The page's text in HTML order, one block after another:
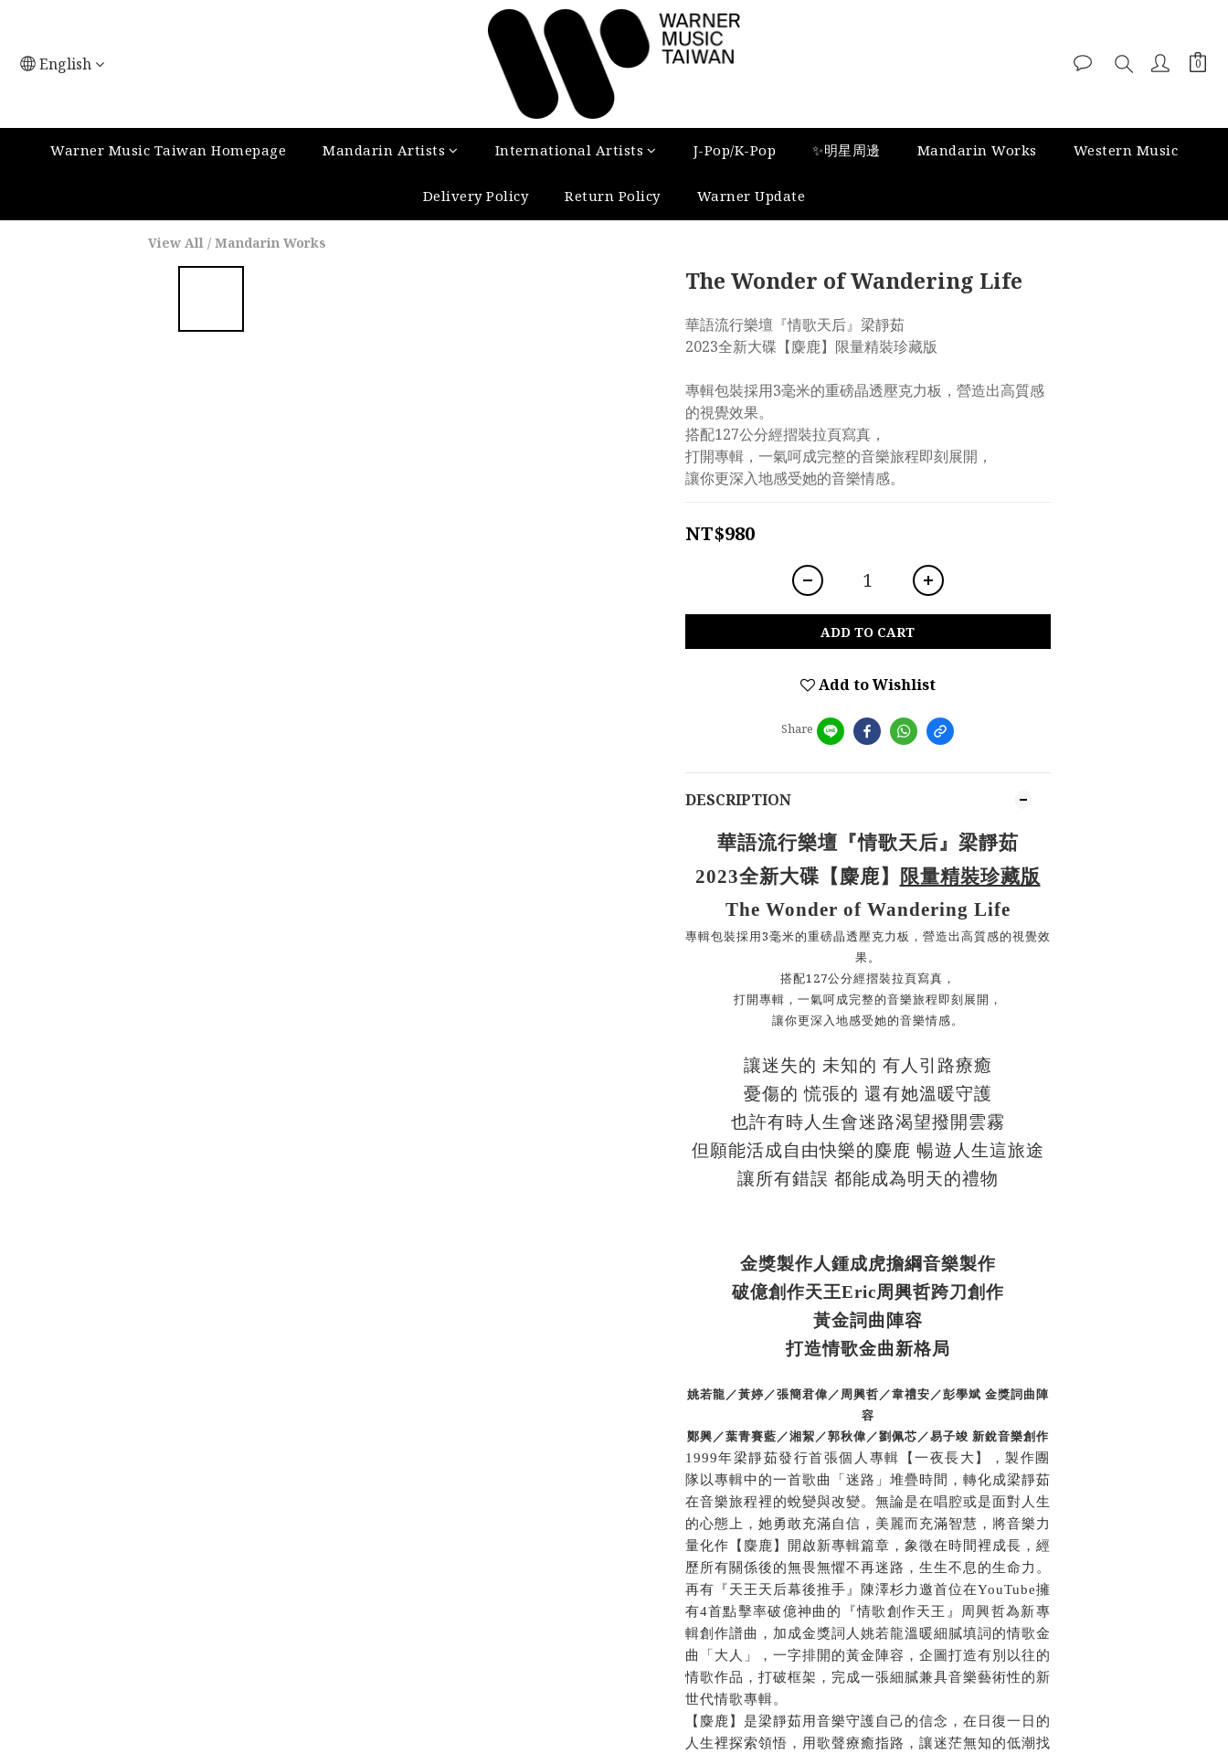
English
Warner Music Taiwan Homepage Mandarin Artists International Artists J-Pop/K-Pop ✨明星周邊 Mandarin Works Western Music
Delivery Policy Return Policy Warner Update
View All / Mandarin Works
The Wonder of Wandering Life
華語流行樂壇『情歌天后』梁靜茹
2023全新大碟【麋鹿】限量精裝珍藏版
專輯包裝採用3毫米的重磅晶透壓克力板，營造出高質感
的視覺效果。
搭配127公分經摺裝拉頁寫真，
打開專輯，一氣呵成完整的音樂旅程即刻展開，
讓你更深入地感受她的音樂情感。
NT$980
ADD TO CART
Add to Wishlist
Share
DESCRIPTION
華語流行樂壇『情歌天后』梁靜茹
2023全新大碟【麋鹿】 限量精裝珍藏版
The Wonder of Wandering Life
專輯包裝採用 3毫米的重磅晶透壓克力板，營造出高質感的視覺效
果。
搭配127公分經摺裝拉頁寫真，
打開專輯，一氣呵成完整的音樂旅程即刻展開，
讓你更深入地感受她的音樂情感。
讓迷失的 未知的 有人引路療癒
憂傷的 慌張的 還有她溫暖守護
也許有時人生會迷路渴望撥開雲霧
但願能活成自由快樂的麋鹿 暢遊人生這旅途
讓所有錯誤 都能成為明天的禮物
金獎製作人鍾成虎擔綱音樂製作
破億創作天王Eric周興哲跨刀創作
黃金詞曲陣容
打造情歌金曲新格局
姚若龍／黃婷／張簡君偉／周興哲／韋禮安／彭學斌 金獎詞曲陣
容
鄭興／葉青賽藍／湘絜／郭秋偉／劉佩芯／易子竣 新銳音樂創作
1999年梁靜茹發行首張個人專輯【一夜長大】，製作團
隊以專輯中的一首歌曲「迷路」堆疊時間，轉化成梁靜茹
在音樂旅程裡的蛻變與改變。無論是在唱腔或是面對人生
的心態上，她勇敢充滿自信，美麗而充滿智慧，將音樂力
量化作【麋鹿】開啟新專輯篇章，象徵在時間裡成長，經
歷所有關係後的無畏無懼不再迷路，生生不息的生命力。
再有『天王天后幕後推手』陳澤杉力邀首位在YouTube擁
有4首點擊率破億神曲的『情歌創作天王』周興哲為新專
輯創作譜曲，加成金獎詞人姚若龍溫暖細膩填詞的情歌金
曲「大人」，一字排開的黃金陣容，企圖打造有別以往的
情歌作品，打破框架，完成一張細膩兼具音樂藝術性的新
世代情歌專輯。
【麋鹿】是梁靜茹用音樂守護自己的信念，在日復一日的
人生裡探索領悟，用歌聲療癒指路，讓迷茫無知的低潮找